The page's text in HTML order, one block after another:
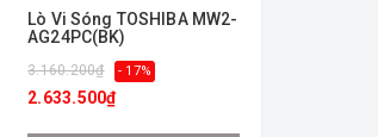
Lò Vi Sóng TOSHIBA MW2-
AG24PC(BK)
3.160.200₫ - 17%
2.633.500₫